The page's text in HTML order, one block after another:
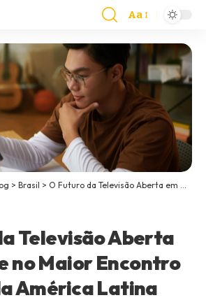
Aa
> Brasil > O Futuro da Televisão Aberta em Debate no Maior Encontro de Mídia da América Latina
Televisão Aberta
no Maior Encontro
América Latina